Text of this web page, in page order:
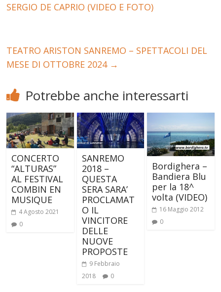
SERGIO DE CAPRIO (VIDEO E FOTO)
TEATRO ARISTON SANREMO – SPETTACOLI DEL
MESE DI OTTOBRE 2024 →
Potrebbe anche interessarti
CONCERTO
“ALTURAS”
AL FESTIVAL
COMBIN EN
MUSIQUE
4 Agosto 2021
0
SANREMO
2018 –
QUESTA
SERA SARA’
PROCLAMAT
O IL
VINCITORE
DELLE
NUOVE
PROPOSTE
9 Febbraio
2018
0
Bordighera –
Bandiera Blu
per la 18^
volta (VIDEO)
16 Maggio 2012
0